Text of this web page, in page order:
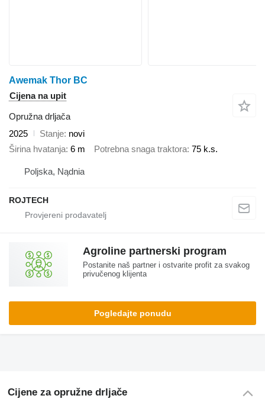
Awemak Thor BC
Cijena na upit
Opružna drljača
2025
Stanje novi
Širina hvatanja 6 m Potrebna snaga traktora 75 k.s.
Poljska, Nądnia
ROJTECH
Agroline partnerski program
Postanite naš partner i ostvarite profit za svakog
privučenog klijenta
Pogledajte ponudu
Cijene za opružne drljače